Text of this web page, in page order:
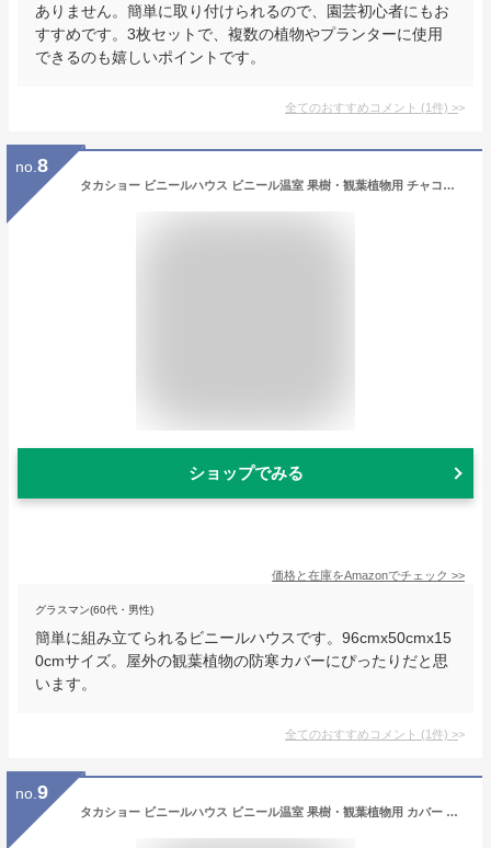
ありません。簡単に取り付けられるので、園芸初心者にもお
すすめです。3枚セットで、複数の植物やプランターに使用
できるのも嬉しいポイントです。
全てのおすすめコメント (1件) >
no. 8
タカショー ビニールハウス ビニール温室 果樹・観葉植物用 チャコールグレー クリア 96x50x150cm 1.7kg 園芸 防寒カバー 植物 育苗 組立簡単 スチール 塩化ビニル樹脂 ポリプロピレン GRH-21
ショップでみる
価格と在庫をAmazonでチェック >>
グラスマン(60代・男性)
簡単に組み立てられるビニールハウスです。96cmx50cmx15
0cmサイズ。屋外の観葉植物の防寒カバーにぴったりだと思
います。
全てのおすすめコメント (1件) >
no. 9
タカショー ビニールハウス ビニール温室 果樹・観葉植物用 カバー クリア 96cmx50cmx150cm 0.63kg 園芸 防寒カバー 植物 育苗 組立簡単 塩化ビニル樹脂 GRH-21C